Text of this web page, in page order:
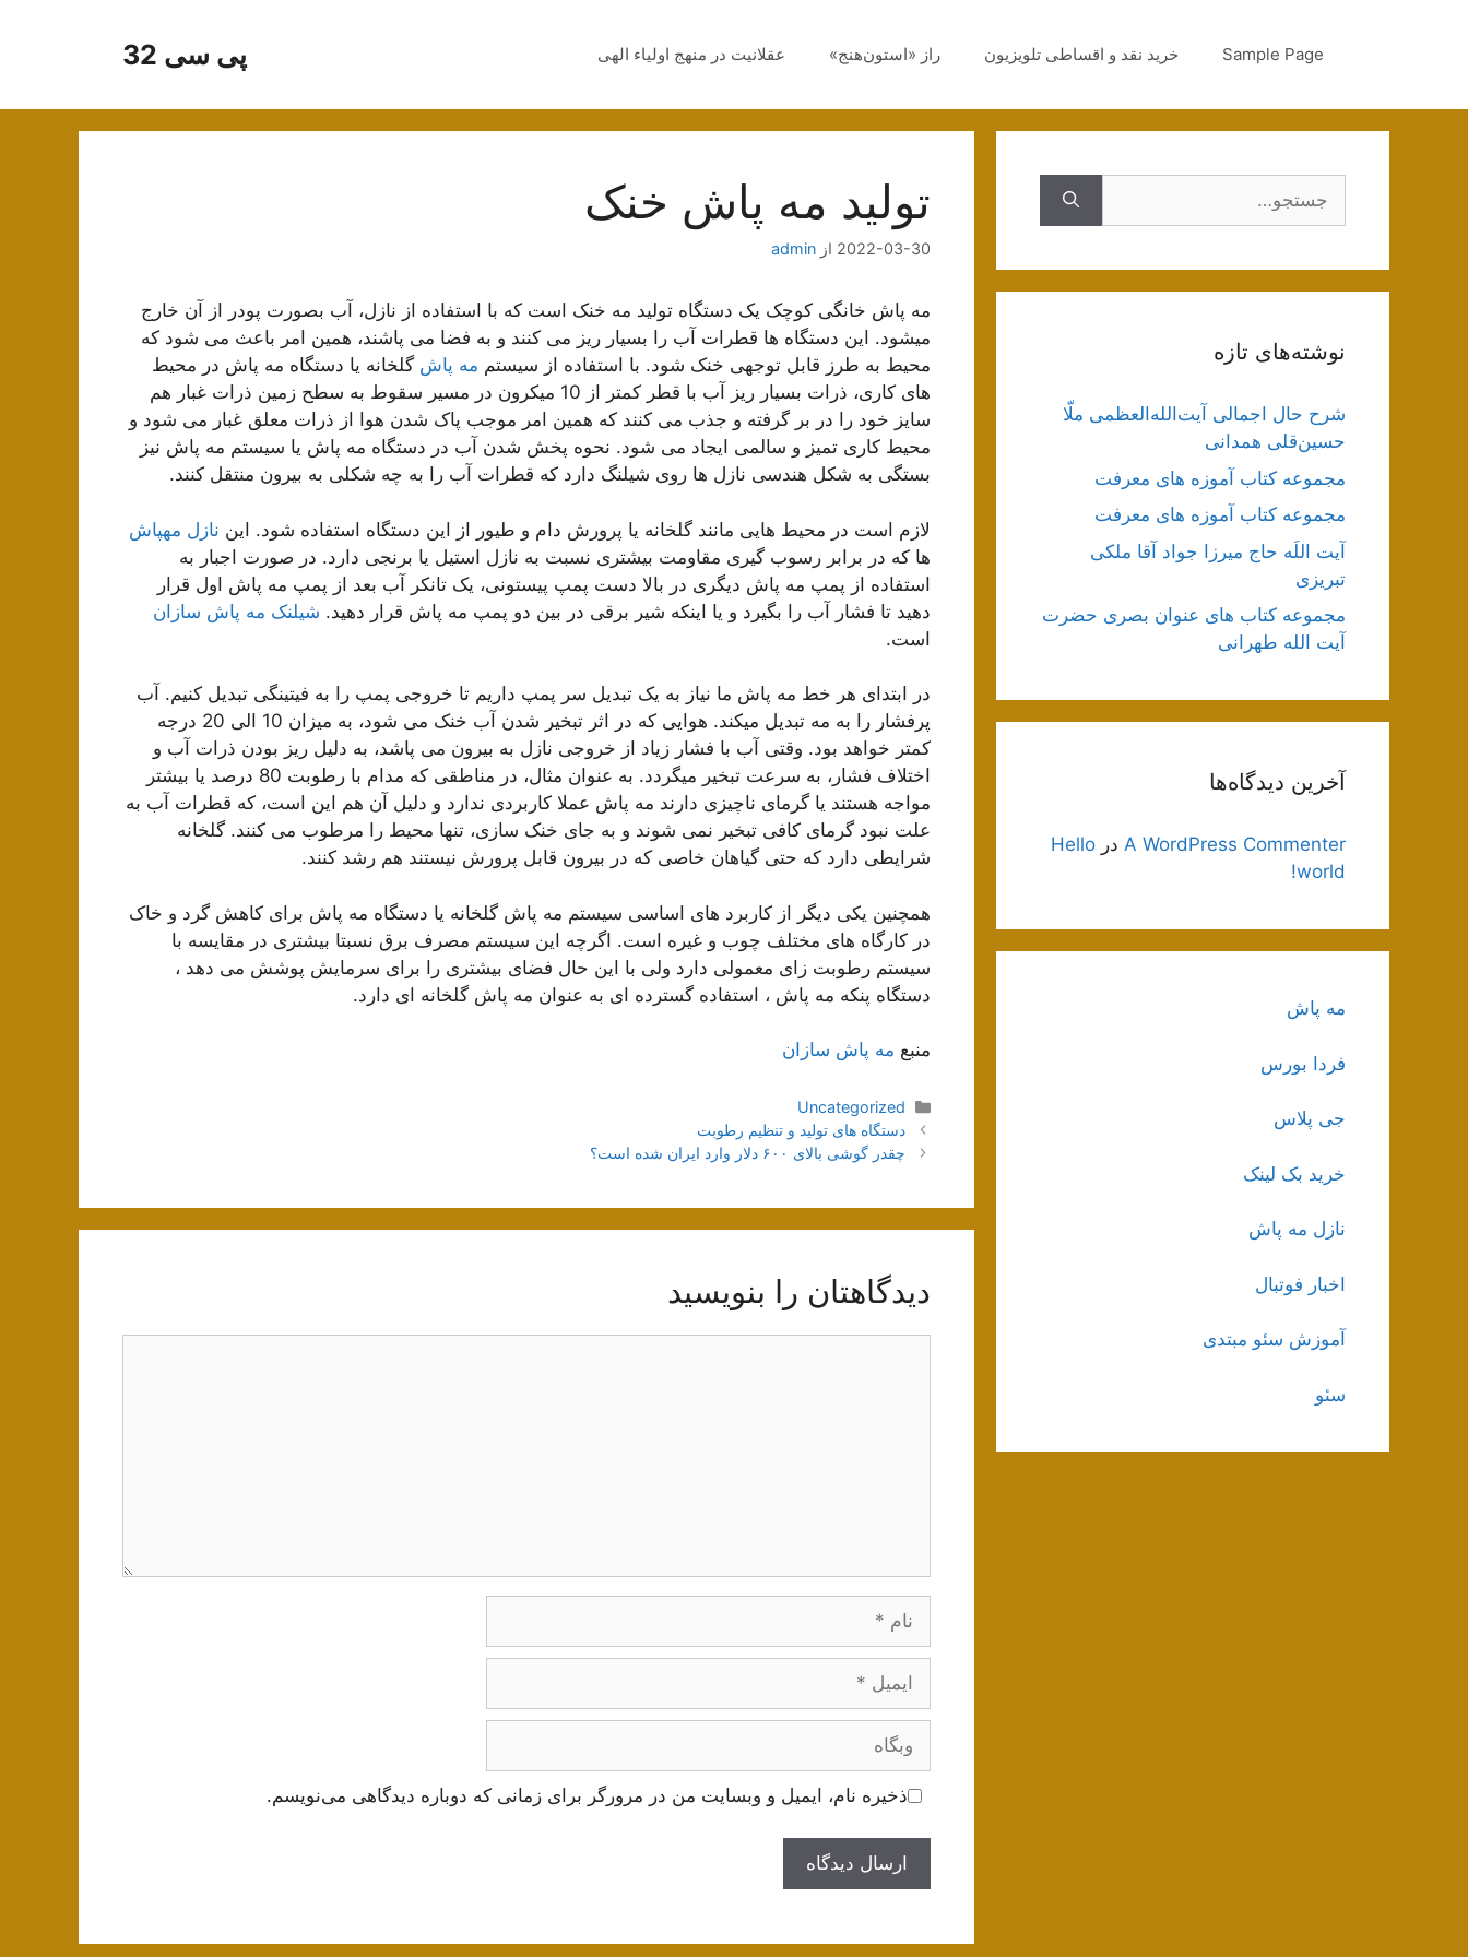
پی سی 32 Sample Page خرید نقد و اقساطی تلویزیون راز «استون‌هنج» عقلانیت در منهج اولیاء الهی
تولید مه پاش خنک
2022-03-30 از admin
مه پاش خانگی کوچک یک دستگاه تولید مه خنک است که با استفاده از نازل، آب بصورت پودر از آن خارج
میشود. این دستگاه ها قطرات آب را بسیار ریز می کنند و به فضا می پاشند، همین امر باعث می شود که
محیط به طرز قابل توجهی خنک شود. با استفاده از سیستم مه پاش گلخانه یا دستگاه مه پاش در محیط
های کاری، ذرات بسیار ریز آب با قطر کمتر از 10 میکرون در مسیر سقوط به سطح زمین ذرات غبار هم
سایز خود را در بر گرفته و جذب می کنند که همین امر موجب پاک شدن هوا از ذرات معلق غبار می شود و
محیط کاری تمیز و سالمی ایجاد می شود. نحوه پخش شدن آب در دستگاه مه پاش یا سیستم مه پاش نیز
بستگی به شکل هندسی نازل ها روی شیلنگ دارد که قطرات آب را به چه شکلی به بیرون منتقل کنند.
لازم است در محیط­ هایی مانند گل­خانه یا پرورش دام و طیور از این دستگاه استفاده شود. این نازل مهپاش
ها که در برابر رسوب گیری مقاومت بیشتری نسبت به نازل استیل یا برنجی دارد. در صورت اجبار به
استفاده از پمپ مه پاش دیگری در بالا دست پمپ پیستونی، یک تانکر آب بعد از پمپ مه پاش اول قرار
دهید تا فشار آب را بگیرد و یا اینکه شیر برقی در بین دو پمپ مه پاش قرار دهید. شیلنک مه پاش سازان
است.
در ابتدای هر خط مه پاش ما نیاز به یک تبدیل سر پمپ داریم تا خروجی پمپ را به فیتینگی تبدیل کنیم. آب
پرفشار را به مه تبدیل میکند. هوایی که در اثر تبخیر شدن آب خنک می شود، به میزان 10 الی 20 درجه
کمتر خواهد بود. وقتی آب با فشار زیاد از خروجی نازل به بیرون می پاشد، به دلیل ریز بودن ذرات آب و
اختلاف فشار، به سرعت تبخیر میگردد. به عنوان مثال، در مناطقی که مدام با رطوبت 80 درصد یا بیشتر
مواجه هستند یا گرمای ناچیزی دارند مه پاش عملا کاربردی ندارد و دلیل آن هم این است، که قطرات آب به
علت نبود گرمای کافی تبخیر نمی شوند و به جای خنک سازی، تنها محیط را مرطوب می کنند. گلخانه
شرایطی دارد که حتی گیاهان خاصی که در بیرون قابل پرورش نیستند هم رشد کنند.
همچنین یکی دیگر از کاربرد های اساسی سیستم مه پاش گلخانه یا دستگاه مه پاش برای کاهش گرد و خاک
در کارگاه های مختلف چوب و غیره است. اگرچه این سیستم مصرف برق نسبتا بیشتری در مقایسه با
سیستم رطوبت زای معمولی دارد ولی با این حال فضای بیشتری را برای سرمایش پوشش می دهد ،
دستگاه پنکه مه پاش ، استفاده گسترده ای به عنوان مه پاش گلخانه ای دارد.
منبع مه پاش سازان
دسته‌ها
Uncategorized
ناوبری
نوشته‌ها
دستگاه های تولید و تنظیم رطوبت
چقدر گوشی بالای ۶۰۰ دلار وارد ایران شده است؟
دیدگاهتان را بنویسید
ایمیل
وبگاه
ذخیره نام، ایمیل و وبسایت من در مرورگر برای زمانی که دوباره دیدگاهی می‌نویسم.
نوشته‌های تازه
شرح حال اجمالی آیت‌الله‌العظمی ملّا
حسین‌قلی همدانی
مجموعه کتاب آموزه های معرفت
مجموعه کتاب آموزه های معرفت
آیت اللَه حاج میرزا جواد آقا ملکی
تبریزی
مجموعه کتاب های عنوان بصری حضرت
آیت الله طهرانی
آخرین دیدگاه‌ها
A WordPress Commenter در Hello
world!
مه پاش
فردا بورس
جی پلاس
خرید بک لینک
نازل مه پاش
اخبار فوتبال
آموزش سئو مبتدی
سئو